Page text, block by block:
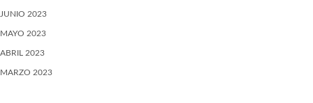
JUNIO 2023
MAYO 2023
ABRIL 2023
MARZO 2023